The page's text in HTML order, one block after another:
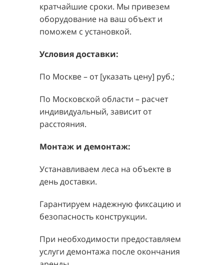
кратчайшие сроки. Мы привезем
оборудование на ваш объект и
поможем с установкой.
Условия доставки:
По Москве – от [указать цену] руб.;
По Московской области – расчет
индивидуальный, зависит от
расстояния.
Монтаж и демонтаж:
Устанавливаем леса на объекте в
день доставки.
Гарантируем надежную фиксацию и
безопасность конструкции.
При необходимости предоставляем
услуги демонтажа после окончания